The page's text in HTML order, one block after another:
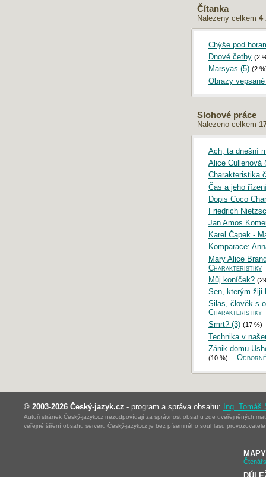
Čítanka
Nalezeny celkem 4
Chýše pod
Dnové četby (2
Marsyas (5) (2
Obrazy
Slohové práce
Nalezeno celkem
Ach, ta dnešní
Alice Cullenová
Charakteristika
Čas a jeho
Dopis Coco
Friedrich
Jan Amos
Karel Čapek -
Komparace:
Mary Alice
Charakteristiky
Můj koníček?
Sen, kterým žiji
Silas, člověk s
Charakteristiky
Smrt? (3) (17 %)
Technika v
Zánik domu
(10 %) –
© 2003-2026 Český-jazyk.cz - program a správa obsahu: Ing. Tomáš
Autoři stránek Český-jazyk.cz nezodpovídají za správnost obsahu zde uveřejněných
veřejné šíření obsahu serveru Český-jazyk.cz je bez písemného souhlasu